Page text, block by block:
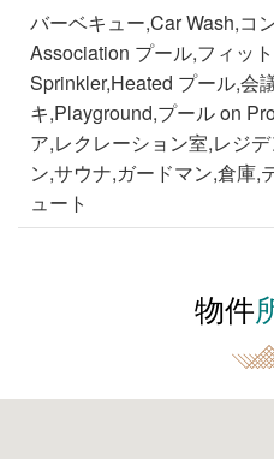
バーベキュー,Car Wash,コ
Association プール,フィッ
Sprinkler,Heated プール,会
キ,Playground,プール on
ア,レクレーション室,レジ
ン,サウナ,ガードマン,倉庫,
ュート
物件